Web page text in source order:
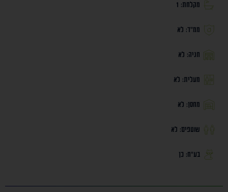
מקלחת: 1
ממ״ד: לא
חניה: לא
מעלית: לא
מחסן: לא
שוטפים: לא
בע״ח: כן